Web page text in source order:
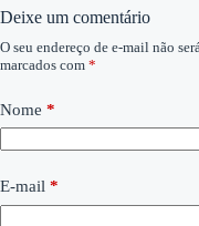
Deixe um comentário
O seu endereço de e-mail não
marcados com *
Nome *
E-mail *